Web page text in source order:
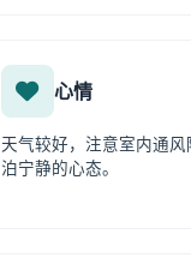
心情
天气较好，注意室内通风
泊宁静的心态。